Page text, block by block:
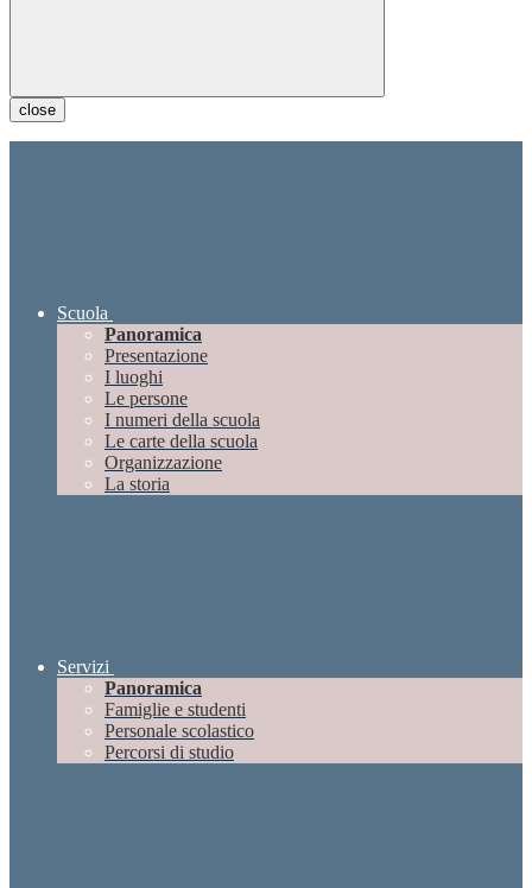
close
Scuola
Panoramica
Presentazione
I luoghi
Le persone
I numeri della scuola
Le carte della scuola
Organizzazione
La storia
Servizi
Panoramica
Famiglie e studenti
Personale scolastico
Percorsi di studio